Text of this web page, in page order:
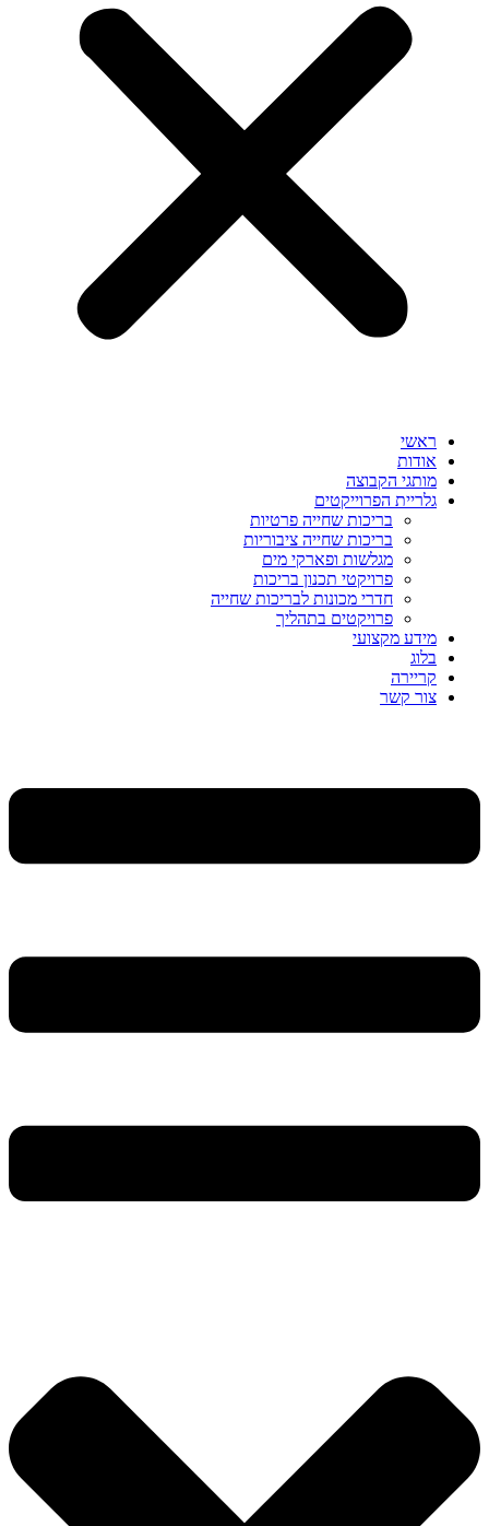
ראשי
אודות
מותגי הקבוצה
גלריית הפרוייקטים
בריכות שחייה פרטיות
בריכות שחייה ציבוריות
מגלשות ופארקי מים
פרויקטי תכנון בריכות
חדרי מכונות לבריכות שחייה
פרויקטים בתהליך
מידע מקצועי
בלוג
קריירה
צור קשר